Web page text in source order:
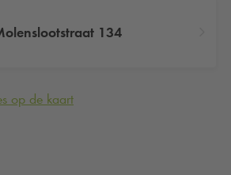
134
op de kaart